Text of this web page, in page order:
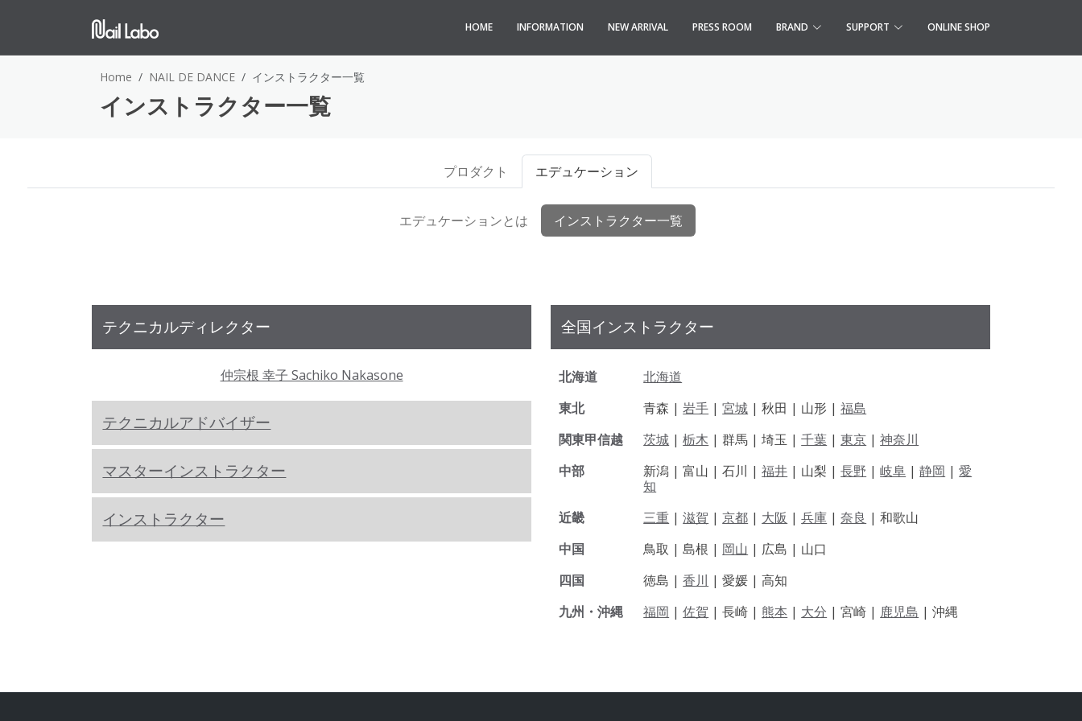
HOME INFORMATION NEW ARRIVAL PRESS ROOM BRAND SUPPORT ONLINE SHOP
Home NAIL DE DANCE インストラクター一覧
インストラクター一覧
プロダクト エデュケーション
エデュケーションとは インストラクター一覧
テクニカルディレクター
仲宗根 幸子 Sachiko Nakasone
テクニカルアドバイザー
マスターインストラクター
インストラクター
全国インストラクター
北海道
北海道
東北
青森 |岩手 |宮城 | 秋田 | 山形 |福島
関東甲信越
茨城 |栃木 | 群馬 | 埼玉 |千葉 |東京 |神奈川
中部
新潟 |富山 |石川 |福井 | 山梨 |長野 |岐阜 |静岡 |愛
知
近畿
三重 |滋賀 |京都 | 大阪 |兵庫 |奈良 |和歌山
中国
鳥取 |島根 | 岡山 | 広島 | 山口
四国
徳島 |香川 |愛媛 |高知
九州・沖縄
福岡 |佐賀 |長崎 | 熊本 | 大分 |宮崎 | 鹿児島 |沖縄